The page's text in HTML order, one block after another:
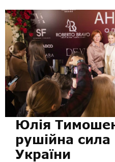
Юлія
рушійна
України